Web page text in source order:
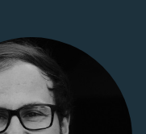
Rahmen, der auf
der Komponenten.
sorgt die
profitierst